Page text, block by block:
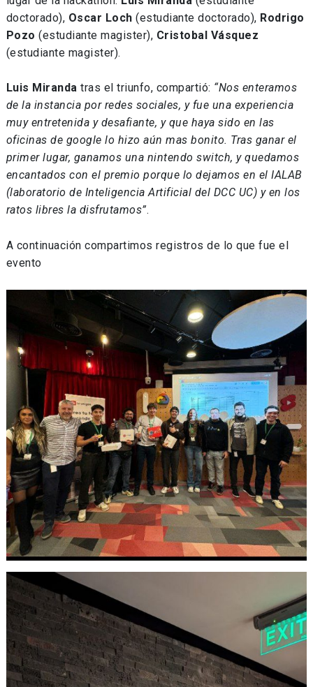
doctorado), Oscar Loch(estudiante doctorado), Rodrigo
Pozo (estudiante magister), Cristobal Vásquez
(estudiante magister).
Luis Miranda tras el triunfo, compartió: “Nos enteramos
de la instancia por redes sociales, y fue una experiencia
muy entretenida y desafiante, y que haya sido en las
oficinas de google lo hizo aún mas bonito. Tras ganar el
primer lugar, ganamos una nintendo switch, y quedamos
encantados con el premio porque lo dejamos en el IALAB
(laboratorio de Inteligencia Artificial del DCC UC) y en los
ratos libres la disfrutamos”.
A continuación compartimos registros de lo que fue el
evento